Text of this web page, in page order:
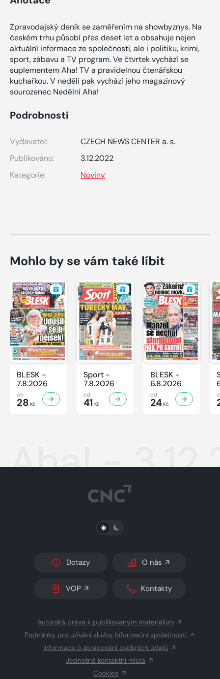
Zpravodajský deník se zaměřením na showbyznys. Na
českém trhu působí přes deset let a obsahuje nejen
aktuální informace ze společnosti, ale i politiku, krimi,
sport, zábavu a TV program. Ve čtvrtek vychází se
suplementem Aha! TV a pravidelnou čtenářskou
kuchařkou. V neděli pak vychází jeho magazínový
sourozenec Nedělní Aha!
Podrobnosti
Vydavatel:
CZECH NEWS CENTER a. s.
Publikováno:
3.12.2022
Kategorie:
Noviny
Mohlo by se vám také líbit
BLESK -
7.8.2026
od
28 Kč
Sport -
7.8.2026
od
41 Kč
BLESK -
6.8.2026
od
24Kč
Aha! -
PŘEPNOUT SVĚTLÝ/TMAVÝ REŽIM
Dotazy O nás
VOP Kontakty
Autorská práva k publikovaným materiálům
Podmínky pro užívání služby informační společnosti
Informace o zpracování osobních údajů
Jednotná kontaktní místa
Cookies